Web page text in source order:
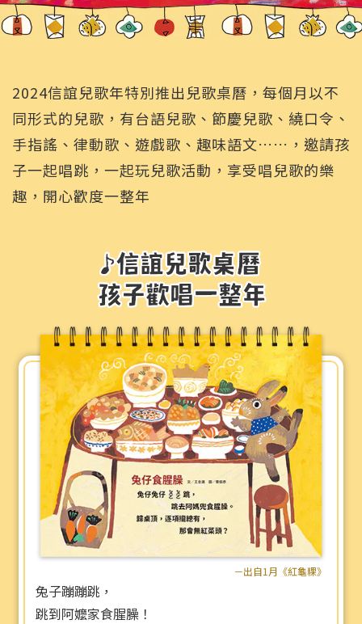
2024信誼兒歌年特別推出兒歌桌曆，每個月以不
同形式的兒歌， 有台語兒歌、節慶兒歌、繞口令、
手指謠、律動歌、遊戲歌、趣味語文……，邀請孩
子一起唱跳，一起玩兒歌活動，享受唱兒歌的樂
趣，開心歡度一整年
－出自1月《紅龜粿》
兔子蹦蹦跳，
跳到阿嬤家食腥臊！